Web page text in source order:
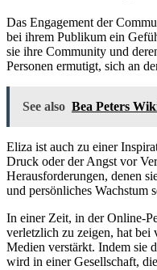
Das Engagement der
bei ihrem Publikum ein
sie ihre Community und
Personen ermutigt, sich an
See also Bea Peters
Eliza ist auch zu einer
Druck oder der Angst vor
Herausforderungen, denen
und persönliches Wachstum
In einer Zeit, in der Online-
verletzlich zu zeigen, hat
Medien verstärkt. Indem sie
wird in einer Gesellschaft,